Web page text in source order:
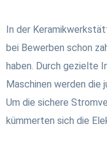
In der
bei Bewerben schon
haben. Durch gezielte
Maschinen werden die
Um die sichere
kümmerten sich die